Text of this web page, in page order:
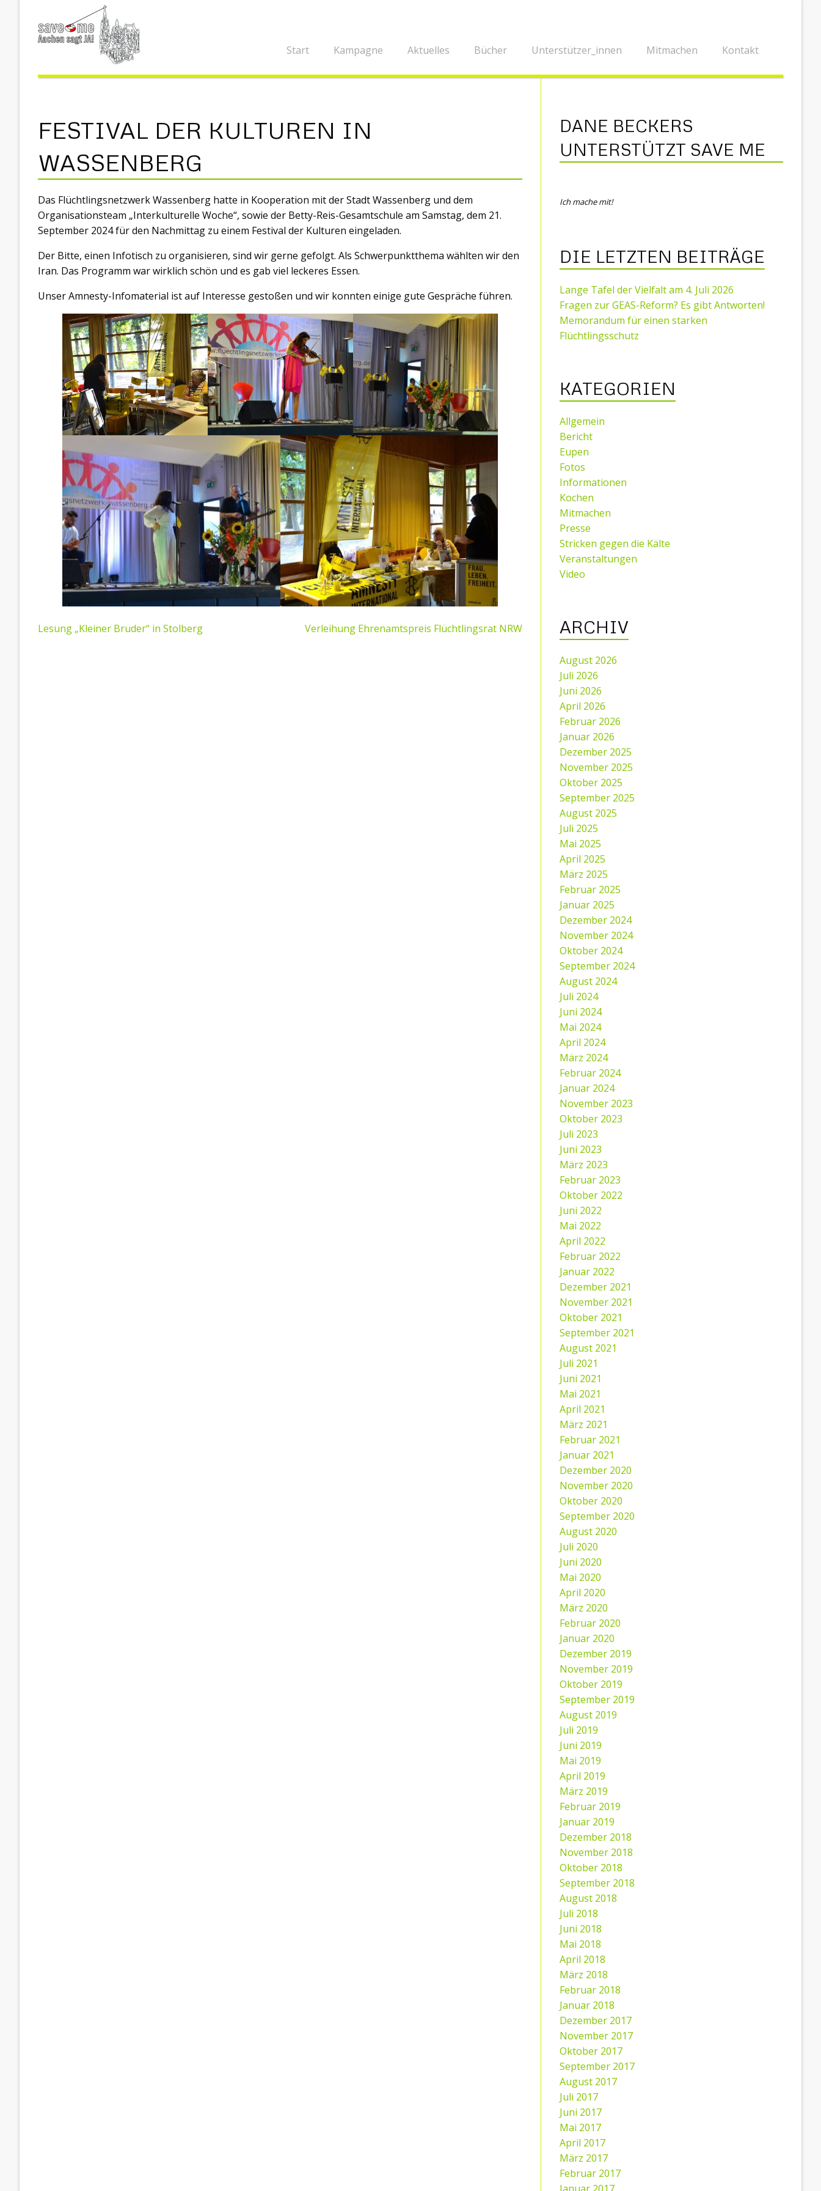
Start Kampagne Aktuelles Bücher Unterstützer_innen Mitmachen Kontakt
FESTIVAL DER KULTUREN IN
WASSENBERG
Das Flüchtlingsnetzwerk Wassenberg hatte in Kooperation mit der Stadt Wassenberg und dem
Organisationsteam „Interkulturelle Woche“, sowie der Betty-Reis-Gesamtschule am Samstag, dem 21.
September 2024 für den Nachmittag zu einem Festival der Kulturen eingeladen.
Der Bitte, einen Infotisch zu organisieren, sind wir gerne gefolgt. Als Schwerpunktthema wählten wir den
Iran. Das Programm war wirklich schön und es gab viel leckeres Essen.
Unser Amnesty-Infomaterial ist auf Interesse gestoßen und wir konnten einige gute Gespräche führen.
BEITRAGSNAVIGATION
Lesung „Kleiner Bruder“ in Stolberg Verleihung Ehrenamtspreis Flüchtlingsrat NRW
DANE BECKERS
UNTERSTÜTZT SAVE ME
Ich mache mit!
DIE LETZTEN BEITRÄGE
Lange Tafel der Vielfalt am 4. Juli 2026
Fragen zur GEAS-Reform? Es gibt Antworten!
Memorandum für einen starken
Flüchtlingsschutz
KATEGORIEN
Allgemein
Bericht
Eupen
Fotos
Informationen
Kochen
Mitmachen
Presse
Stricken gegen die Kälte
Veranstaltungen
Video
ARCHIV
August 2026
Juli 2026
Juni 2026
April 2026
Februar 2026
Januar 2026
Dezember 2025
November 2025
Oktober 2025
September 2025
August 2025
Juli 2025
Mai 2025
April 2025
März 2025
Februar 2025
Januar 2025
Dezember 2024
November 2024
Oktober 2024
September 2024
August 2024
Juli 2024
Juni 2024
Mai 2024
April 2024
März 2024
Februar 2024
Januar 2024
November 2023
Oktober 2023
Juli 2023
Juni 2023
März 2023
Februar 2023
Oktober 2022
Juni 2022
Mai 2022
April 2022
Februar 2022
Januar 2022
Dezember 2021
November 2021
Oktober 2021
September 2021
August 2021
Juli 2021
Juni 2021
Mai 2021
April 2021
März 2021
Februar 2021
Januar 2021
Dezember 2020
November 2020
Oktober 2020
September 2020
August 2020
Juli 2020
Juni 2020
Mai 2020
April 2020
März 2020
Februar 2020
Januar 2020
Dezember 2019
November 2019
Oktober 2019
September 2019
August 2019
Juli 2019
Juni 2019
Mai 2019
April 2019
März 2019
Februar 2019
Januar 2019
Dezember 2018
November 2018
Oktober 2018
September 2018
August 2018
Juli 2018
Juni 2018
Mai 2018
April 2018
März 2018
Februar 2018
Januar 2018
Dezember 2017
November 2017
Oktober 2017
September 2017
August 2017
Juli 2017
Juni 2017
Mai 2017
April 2017
März 2017
Februar 2017